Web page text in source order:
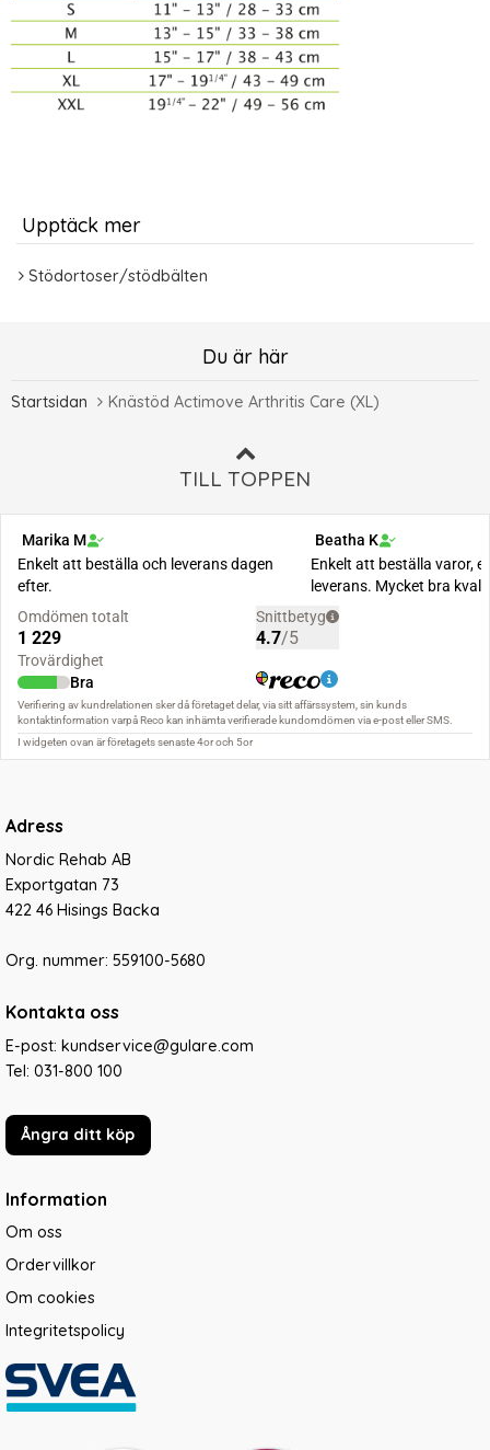
Upptäck mer
Stödortoser/stödbälten
Du är här
Startsidan Knästöd Actimove Arthritis Care (XL)
TILL TOPPEN
Adress
Nordic Rehab AB
Exportgatan 73
422 46 Hisings Backa
Org. nummer: 559100-5680
Kontakta oss
E-post: kundservice@gulare.com
Tel: 031-800 100
Ångra ditt köp
Information
Om oss
Ordervillkor
Om cookies
Integritetspolicy